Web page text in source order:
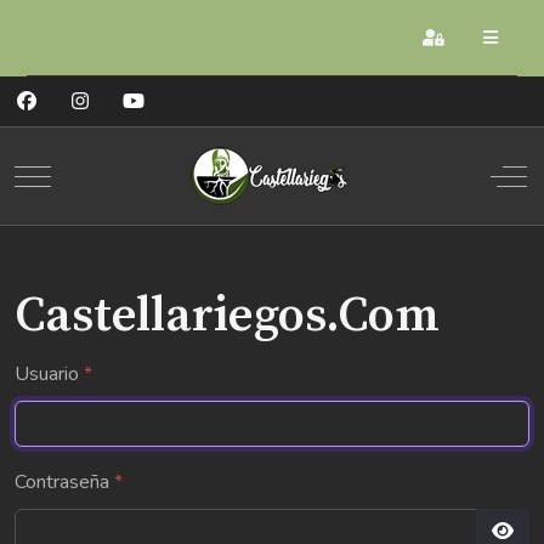
Registrarse
Mobile Menu Toggle
Castellariegos.Com
Usuario *
Contraseña *